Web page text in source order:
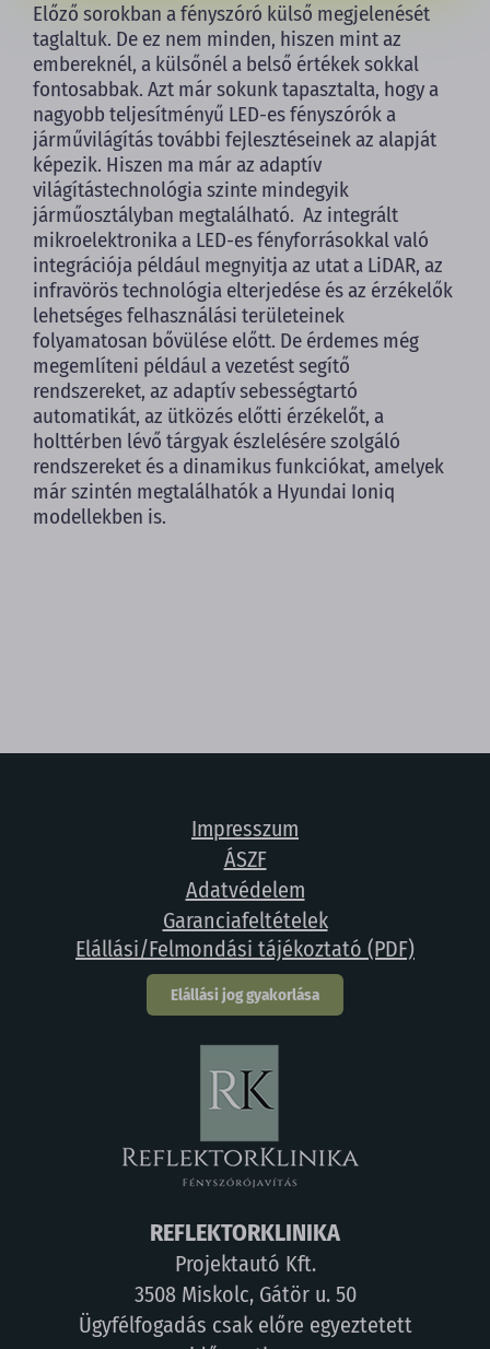
Előző sorokban a fényszóró külső megjelenését
taglaltuk. De ez nem minden, hiszen mint az
embereknél, a külsőnél a belső értékek sokkal
fontosabbak. Azt már sokunk tapasztalta, hogy a
nagyobb teljesítményű LED-es fényszórók a
járművilágítás további fejlesztéseinek az alapját
képezik. Hiszen ma már az adaptív
világítástechnológia szinte mindegyik
járműosztályban megtalálható. Az integrált
mikroelektronika a LED-es fényforrásokkal való
integrációja például megnyitja az utat a LiDAR, az
infravörös technológia elterjedése és az érzékelők
lehetséges felhasználási területeinek
folyamatosan bővülése előtt. De érdemes még
megemlíteni például a vezetést segítő
rendszereket, az adaptív sebességtartó
automatikát, az ütközés előtti érzékelőt, a
holttérben lévő tárgyak észlelésére szolgáló
rendszereket és a dinamikus funkciókat, amelyek
már szintén megtalálhatók a Hyundai Ioniq
modellekben is.
REFLEKTORKLINIKA
Projektautó Kft.
3508 Miskolc, Gátör u. 50
Ügyfélfogadás csak előre egyeztetett
Impresszum
ÁSZF
Adatvédelem
Garanciafeltételek
Elállási/Felmondási tájékoztató (PDF)
Elállási jog gyakorlása